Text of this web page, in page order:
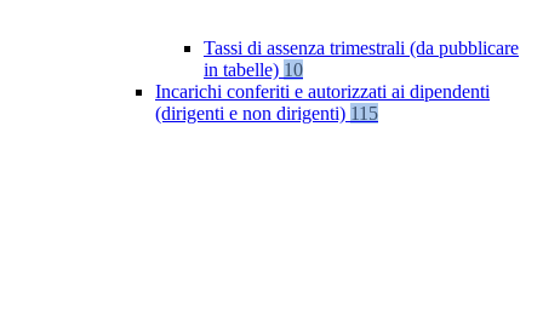
Tassi di assenza trimestrali (da pubblicare
in tabelle) 10
Incarichi conferiti e autorizzati ai dipendenti
(dirigenti e non dirigenti) 115